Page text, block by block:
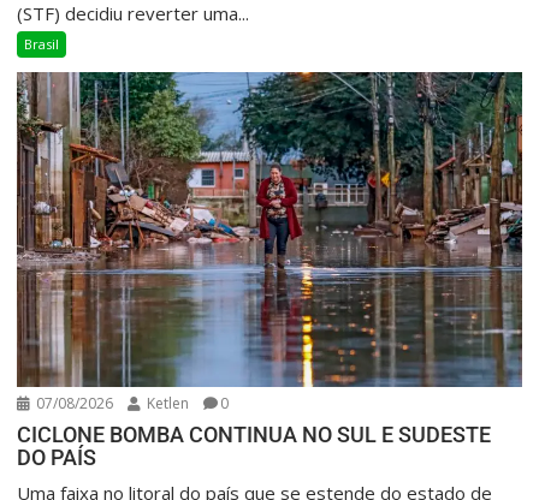
(STF) decidiu reverter uma...
Brasil
07/08/2026 Ketlen 0
CICLONE BOMBA CONTINUA NO SUL E SUDESTE
DO PAÍS
Uma faixa no litoral do país que se estende do estado de